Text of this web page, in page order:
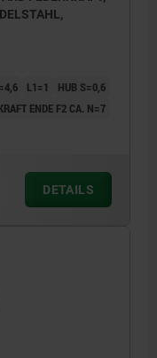
L1=1
HUB S=0,6
ENDE F2 CA. N=7
DETAILS